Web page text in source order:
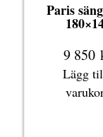
Paris
9 850
Lägg